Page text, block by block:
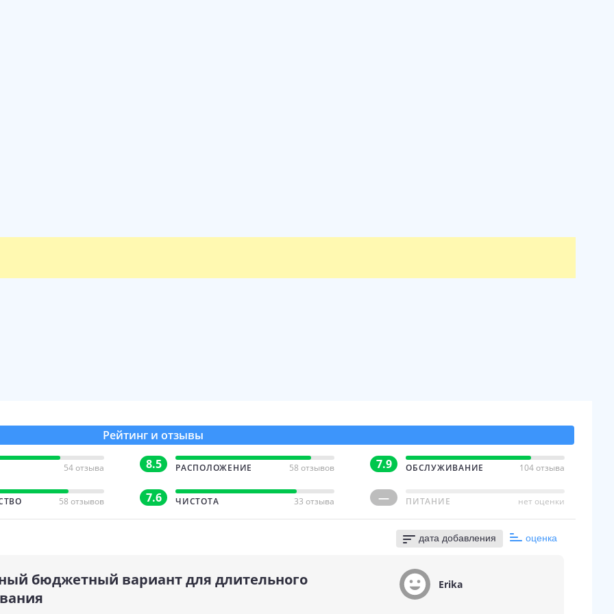
Рейтинг и отзывы
54 отзыва 8.5 РАСПОЛОЖЕНИЕ 58 отзывов 7.9 ОБСЛУЖИВАНИЕ 104 отзыва
58 отзывов 7.6 ЧИСТОТА 33 отзыва — ПИТАНИЕ нет оценки
дата добавления оценка
бюджетный вариант для длительного
Erika